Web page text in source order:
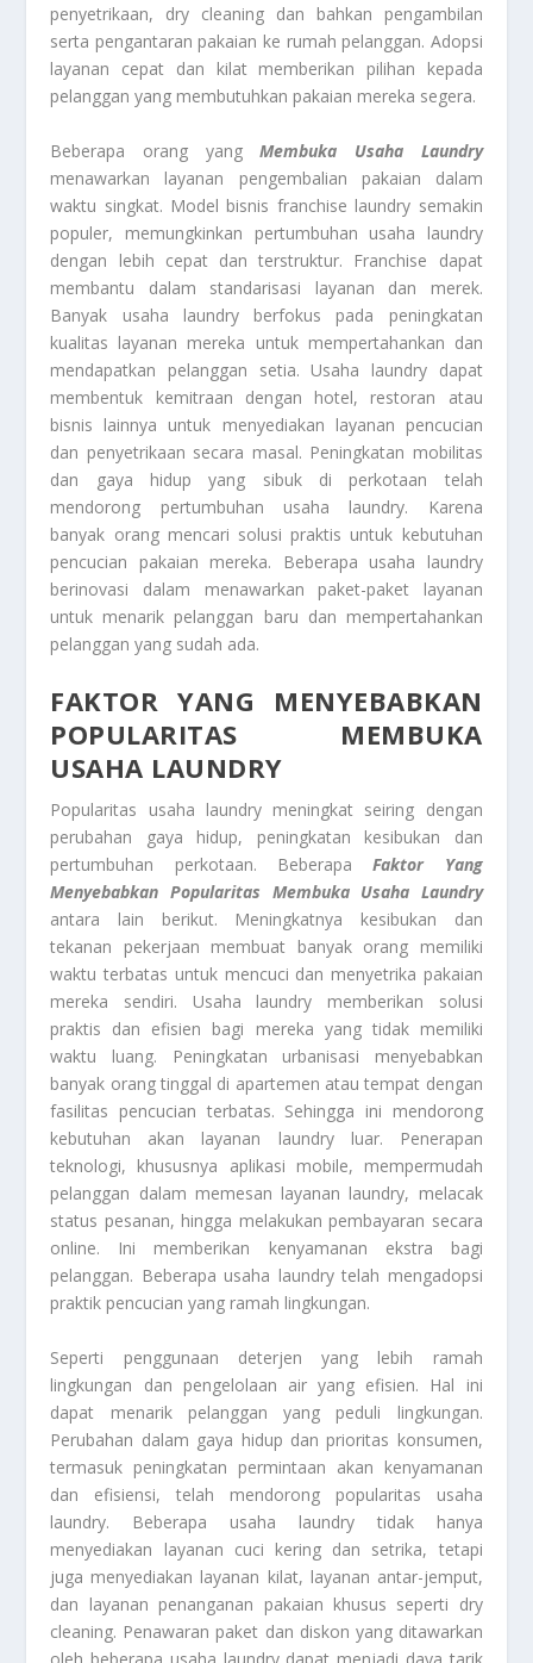
penyetrikaan, dry cleaning dan bahkan pengambilan
serta pengantaran pakaian ke rumah pelanggan. Adopsi
layanan cepat dan kilat memberikan pilihan kepada
pelanggan yang membutuhkan pakaian mereka segera.
Beberapa orang yangMembuka Usaha Laundry
menawarkan layanan pengembalian pakaian dalam
waktu singkat. Model bisnis franchise laundry semakin
populer, memungkinkan pertumbuhan usaha laundry
dengan lebih cepat dan terstruktur. Franchise dapat
membantu dalam standarisasi layanan dan merek.
Banyak usaha laundry berfokus pada peningkatan
kualitas layanan mereka untuk mempertahankan dan
mendapatkan pelanggan setia. Usaha laundry dapat
membentuk kemitraan dengan hotel, restoran atau
bisnis lainnya untuk menyediakan layanan pencucian
dan penyetrikaan secara masal. Peningkatan mobilitas
dan gaya hidup yang sibuk di perkotaan telah
mendorong pertumbuhan usaha laundry. Karena
banyak orang mencari solusi praktis untuk kebutuhan
pencucian pakaian mereka. Beberapa usaha laundry
berinovasi dalam menawarkan paket-paket layanan
untuk menarik pelanggan baru dan mempertahankan
pelanggan yang sudah ada.
FAKTOR YANG MENYEBABKAN
POPULARITAS MEMBUKA
USAHA LAUNDRY
Popularitas usaha laundry meningkat seiring dengan
perubahan gaya hidup, peningkatan kesibukan dan
pertumbuhan perkotaan. BeberapaFaktor Yang
Menyebabkan Popularitas Membuka Usaha Laundry
antara lain berikut. Meningkatnya kesibukan dan
tekanan pekerjaan membuat banyak orang memiliki
waktu terbatas untuk mencuci dan menyetrika pakaian
mereka sendiri. Usaha laundry memberikan solusi
praktis dan efisien bagi mereka yang tidak memiliki
waktu luang. Peningkatan urbanisasi menyebabkan
banyak orang tinggal di apartemen atau tempat dengan
fasilitas pencucian terbatas. Sehingga ini mendorong
kebutuhan akan layanan laundry luar. Penerapan
teknologi, khususnya aplikasi mobile, mempermudah
pelanggan dalam memesan layanan laundry, melacak
status pesanan, hingga melakukan pembayaran secara
online. Ini memberikan kenyamanan ekstra bagi
pelanggan. Beberapa usaha laundry telah mengadopsi
praktik pencucian yang ramah lingkungan.
Seperti penggunaan deterjen yang lebih ramah
lingkungan dan pengelolaan air yang efisien. Hal ini
dapat menarik pelanggan yang peduli lingkungan.
Perubahan dalam gaya hidup dan prioritas konsumen,
termasuk peningkatan permintaan akan kenyamanan
dan efisiensi, telah mendorong popularitas usaha
laundry. Beberapa usaha laundry tidak hanya
menyediakan layanan cuci kering dan setrika, tetapi
juga menyediakan layanan kilat, layanan antar-jemput,
dan layanan penanganan pakaian khusus seperti dry
cleaning. Penawaran paket dan diskon yang ditawarkan
oleh beberapa usaha laundry dapat menjadi daya tarik